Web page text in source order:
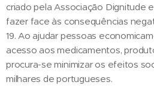
criado pela Associação Dignitude
fazer face às consequências
19. Ao ajudar pessoas
acesso aos medicamentos,
procura-se minimizar os efeitos
milhares de portugueses.